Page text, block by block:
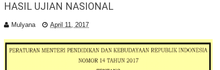
HASIL UJIAN NASIONAL
Mulyana April 11, 2017